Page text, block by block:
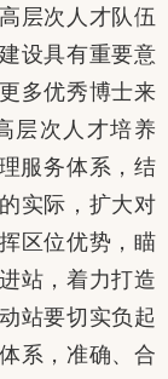
层次人才队伍
设具有重要意
多优秀博士来
层次人才培养
服务体系，结
实际，扩大对
区位优势，瞄
站，着力打造
站要切实负起
系，准确、合